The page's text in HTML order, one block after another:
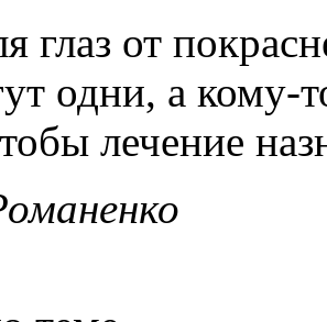
глаз от
одни, а кому-
лечение